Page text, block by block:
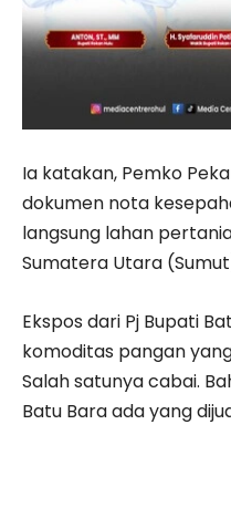
Ia katakan, Pemko
dokumen nota
langsung lahan
Sumatera Utara
Ekspos dari Pj Bupati
komoditas pangan
Salah satunya cabai.
Batu Bara ada yang